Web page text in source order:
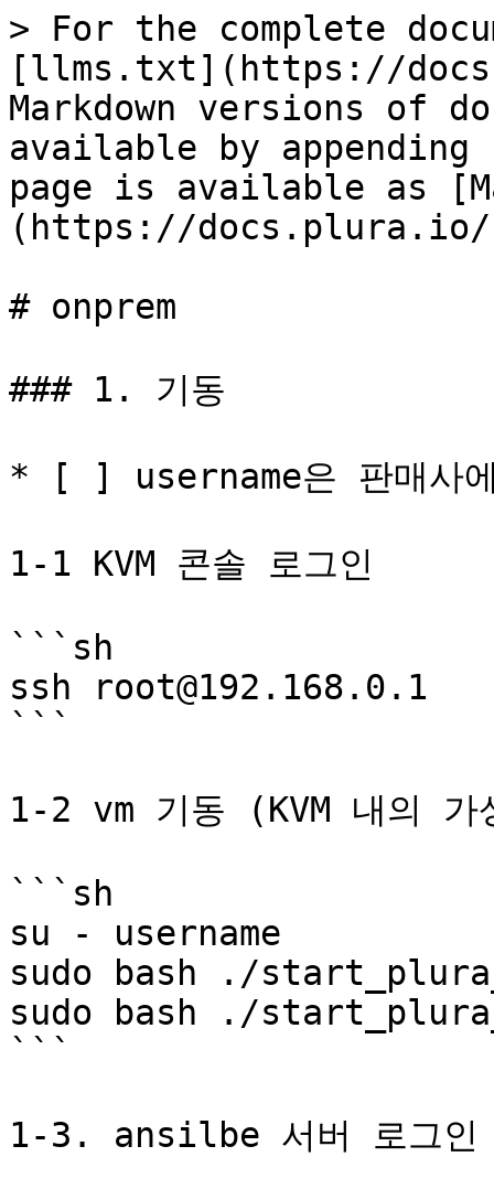
> For the complete
[llms.txt](https://
Markdown versions of
available by
page is available as
(https://docs.plura.io/
# onprem
### 1. 기동
* [ ] username은 판매사
1-1 KVM 콘솔 로그인
```sh
ssh root@192.168.0.1
```
1-2 vm 기동 (KVM 내의 가
```sh
su - username
sudo bash ./
sudo bash ./
```
1-3. ansilbe 서버 로그인